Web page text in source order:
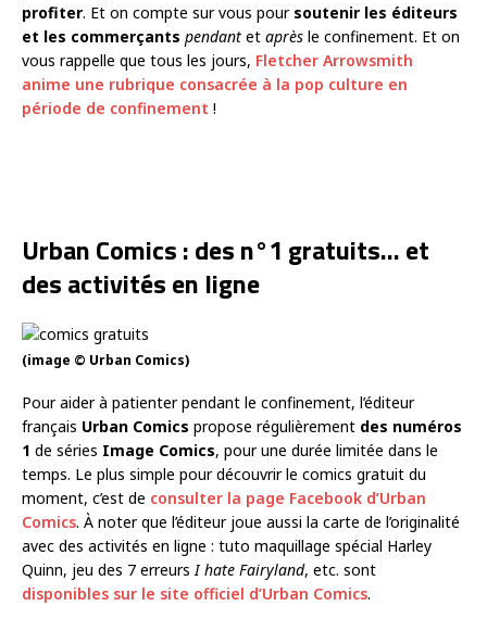
profiter. Et on compte sur vous poursoutenir les éditeurs
et les commerçants pendant et après le confinement. Et on
vous rappelle que tous les jours, Fletcher Arrowsmith
anime une rubrique consacrée à la pop culture en
période de confinement !
Urban Comics : des n°1 gratuits… et
des activités en ligne
(image © Urban Comics)
Pour aider à patienter pendant le confinement, l’éditeur
français Urban Comics propose régulièrement des numéros
1 de séries Image Comics, pour une durée limitée dans le
temps. Le plus simple pour découvrir le comics gratuit du
moment, c’est de consulter la page Facebook d’Urban
Comics. À noter que l’éditeur joue aussi la carte de l’originalité
avec des activités en ligne : tuto maquillage spécial Harley
Quinn, jeu des 7 erreursI hate Fairyland, etc. sont
disponibles sur le site officiel d’Urban Comics.